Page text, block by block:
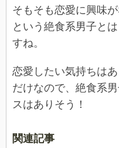
そもそも恋愛に興味
という絶食系男子と
すね。
恋愛したい気持ちは
だけなので、絶食系
スはありそう！
関連記事